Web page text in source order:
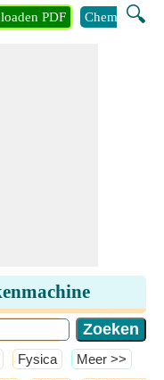
🔍
PDF Chemie
Fysica ​Meer >>